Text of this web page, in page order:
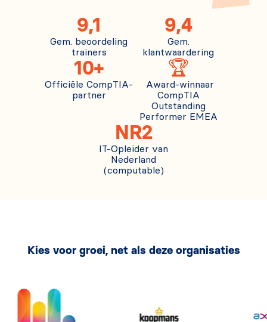
9,1
Gem. beoordeling
trainers
9,4
Gem.
klantwaardering
10+
Officiële CompTIA-
partner
🏆
Award-winnaar
CompTIA
Outstanding
Performer EMEA
NR2
IT-Opleider van
Nederland
(computable)
Kies voor groei, net als deze organisaties